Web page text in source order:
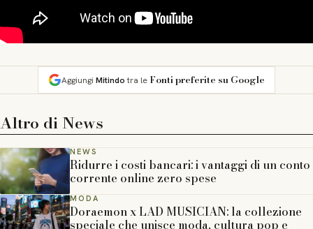
Aggiungi Mitindotra le Fonti preferite su Google
Altro di News
NEWS
Ridurre i costi bancari: i vantaggi di un conto
corrente online zero spese
MODA
Doraemon x LAD MUSICIAN: la collezione
speciale che unisce moda, cultura pop e